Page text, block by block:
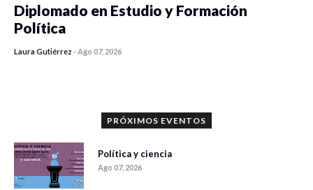
Diplomado en Estudio y Formación
Política
Laura Gutiérrez - Ago 07, 2026
PRÓXIMOS EVENTOS
Política y ciencia
Ago 07, 2026